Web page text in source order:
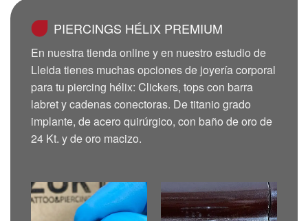
PIERCINGS HÉLIX PREMIUM
En nuestra tienda online y en nuestro estudio de
Lleida tienes muchas opciones de joyería corporal
para tu piercing hélix: Clickers, tops con barra
labret y cadenas conectoras. De titanio grado
implante, de acero quirúrgico, con baño de oro de
24 Kt. y de oro macizo.